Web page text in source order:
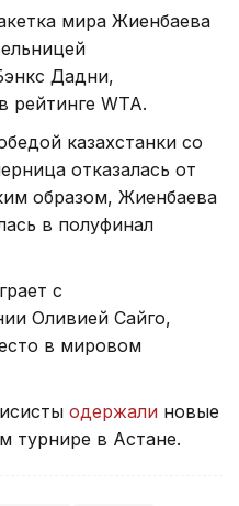
мира Жиенбаева
Дадни,
WTA.
казахстанки со
отказалась от
образом, Жиенбаева
в полуфинал
с
Оливией Сайго,
в мировом
одержали новые
турнире в Астане.